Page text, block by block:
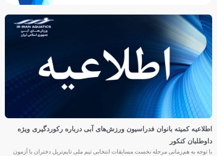
اطلاعیه کمیته بانوان فدراسیون ورزش‌های آبی درباره رکوردگیری ویژه
داوطلبان کنکور
با توجه به هم‌زمانی مرحله نخست مسابقات انتخابی تیم ملی تایم‌تریل دختران با آزمون